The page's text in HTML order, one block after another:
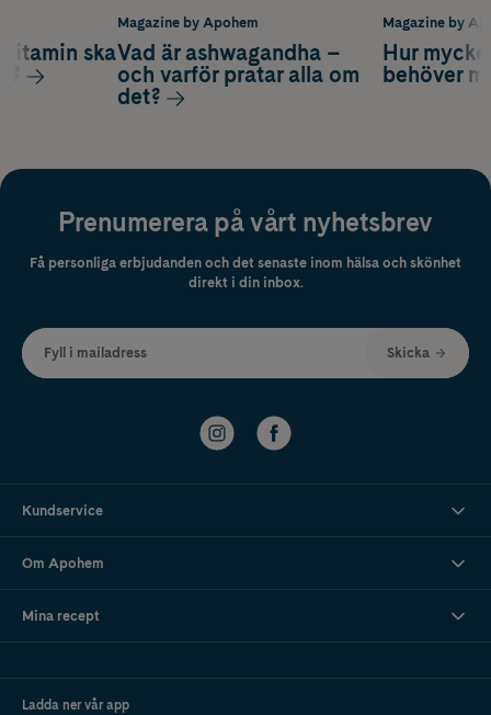
Magazine by
Hur
behöver
ska
Magazine by Apohem
Vad är ashwagandha –
och varför pratar alla om
det?
Prenumerera på vårt nyhetsbrev
Få personliga erbjudanden och det senaste inom hälsa och skönhet
direkt i din inbox.
Fyll i mailadress Skicka
Kundservice
Om Apohem
Mina recept
Ladda ner vår app